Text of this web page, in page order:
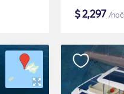
$2,297 /noč